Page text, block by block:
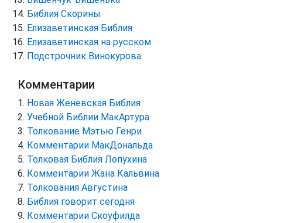
Библия Скорины
Елизаветинская Библия
Елизаветинская на русском
Подстрочник Винокурова
Комментарии
Новая Женевская Библия
Учебной Библии МакАртура
Толкование Мэтью Генри
Комментарии МакДональда
Толковая Библия Лопухина
Комментарии Жана Кальвина
Толкования Августина
Библия говорит сегодня
Комментарии Скоуфилда